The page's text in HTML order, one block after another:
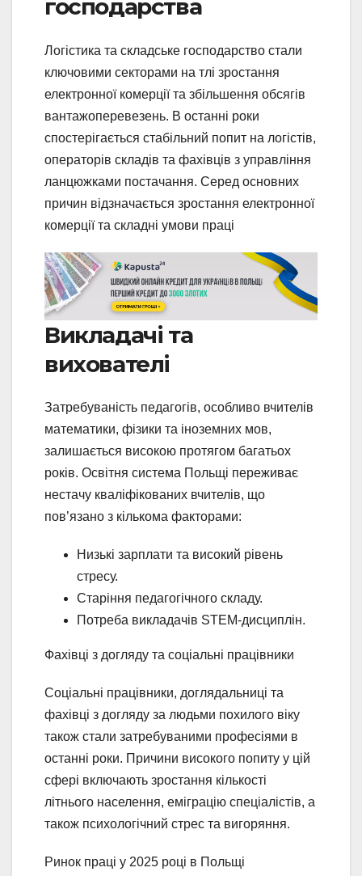
господарства
Логістика та складське господарство стали
ключовими секторами на тлі зростання
електронної комерції та збільшення обсягів
вантажоперевезень. В останні роки
спостерігається стабільний попит на логістів,
операторів складів та фахівців з управління
ланцюжками постачання. Серед основних
причин відзначається зростання електронної
комерції та складні умови праці
Викладачі та
вихователі
Затребуваність педагогів, особливо вчителів
математики, фізики та іноземних мов,
залишається високою протягом багатьох
років. Освітня система Польщі переживає
нестачу кваліфікованих вчителів, що
пов’язано з кількома факторами:
Низькі зарплати та високий рівень
стресу.
Старіння педагогічного складу.
Потреба викладачів STEM-дисциплін.
Фахівці з догляду та соціальні працівники
Соціальні працівники, доглядальниці та
фахівці з догляду за людьми похилого віку
також стали затребуваними професіями в
останні роки. Причини високого попиту у цій
сфері включають зростання кількості
літнього населення, еміграцію спеціалістів, а
також психологічний стрес та вигоряння.
Ринок праці у 2025 році в Польщі